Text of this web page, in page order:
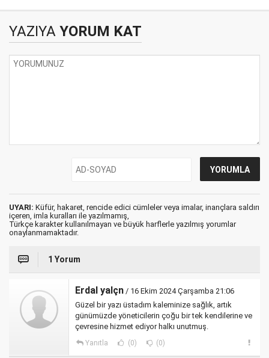
gerçekleştirilen
YAZIYA YORUM KAT
UYARI: Küfür, hakaret, rencide edici cümleler veya imalar, inançlara saldırı
içeren, imla kuralları ile yazılmamış,
Türkçe karakter kullanılmayan ve büyük harflerle yazılmış yorumlar
onaylanmamaktadır.
1 Yorum
Erdal yalçn / 16 Ekim 2024 Çarşamba 21:06
Güzel bir yazı üstadım kaleminize sağlık, artık
günümüzde yöneticilerin çoğu bir tek kendilerine ve
çevresine hizmet ediyor halkı unutmuş.
Yanıtla (0) (0)